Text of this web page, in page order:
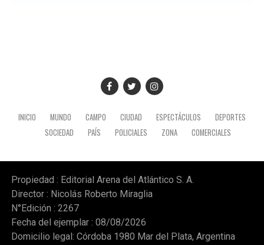
INICIO MUNDO CAMPO CIUDAD ESPECTÁCULOS
DEPORTES
SOCIEDAD
PAÍS POLICIALES ZONA COMERCIALES
Propiedad : Editorial Arena del Atlántico S. A.
Director : Nicolás Roberto Miraglia
N°Edición : 2267
Fecha del ejemplar : 08/08/2026
Domicilio legal: Córdoba 1980 Mar del Plata, Argentina